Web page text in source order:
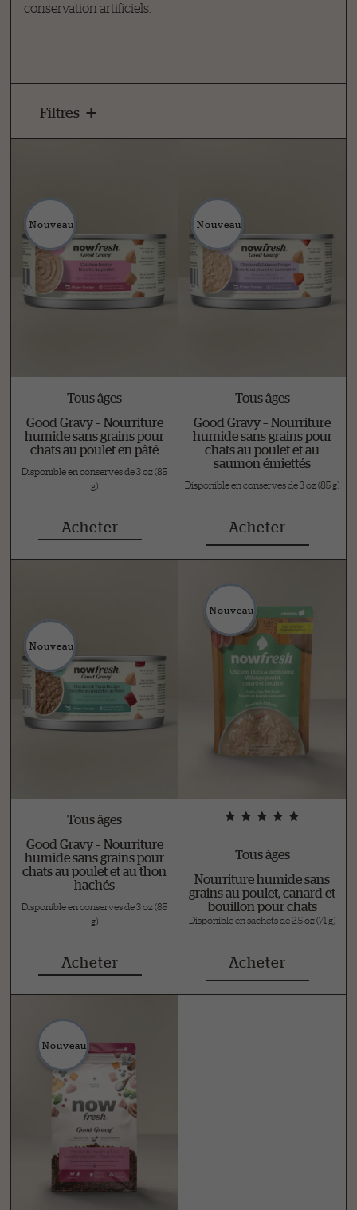
conservation artificiels.
Filtres
Nouveau
Tous âges
Good Gravy – Nourriture
humide sans grains pour
chats au poulet en pâté
Disponible en conserves de 3 oz (85
g)
Acheter
Nouveau
Tous âges
Good Gravy – Nourriture
humide sans grains pour
chats au poulet et au
saumon émiettés
Disponible en conserves de 3 oz (85 g)
Acheter
Nouveau
Tous âges
Good Gravy – Nourriture
humide sans grains pour
chats au poulet et au thon
hachés
Disponible en conserves de 3 oz (85
g)
Acheter
Nouveau
Tous âges
Nourriture humide sans
grains au poulet, canard et
bouillon pour chats
Disponible en sachets de 2.5 oz (71 g)
Acheter
Nouveau